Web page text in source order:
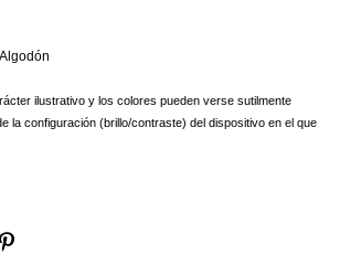
ilustrativo y los colores pueden verse sutilmente
la configuración (brillo/contraste) del dispositivo en el que